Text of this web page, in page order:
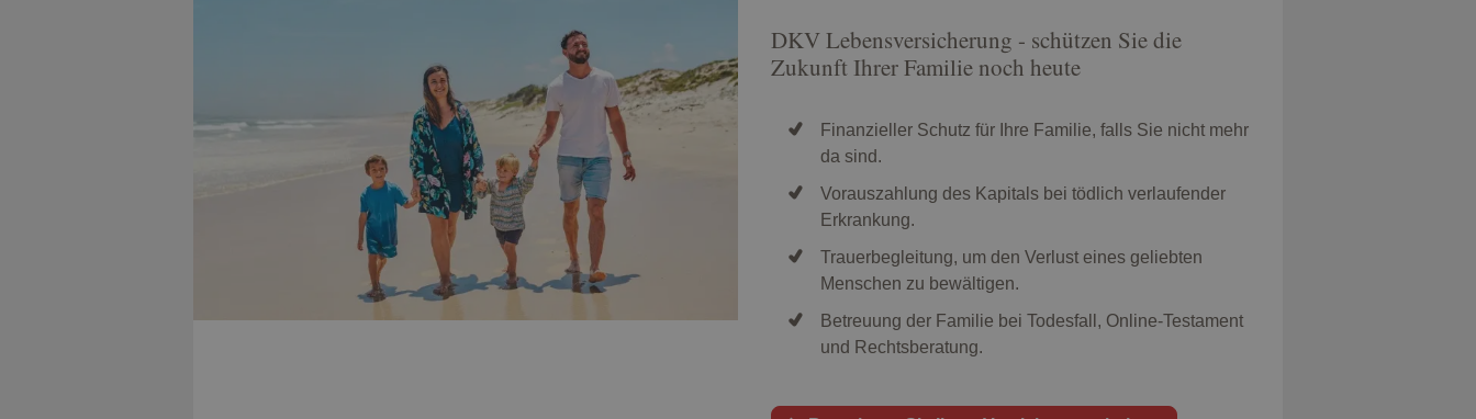
DKV Lebensversicherung - schützen Sie die
Zukunft Ihrer Familie noch heute
Finanzieller Schutz für Ihre Familie, falls Sie nicht mehr
da sind.
Vorauszahlung des Kapitals bei tödlich verlaufender
Erkrankung.
Trauerbegleitung, um den Verlust eines geliebten
Menschen zu bewältigen.
Betreuung der Familie bei Todesfall, Online-Testament
und Rechtsberatung.